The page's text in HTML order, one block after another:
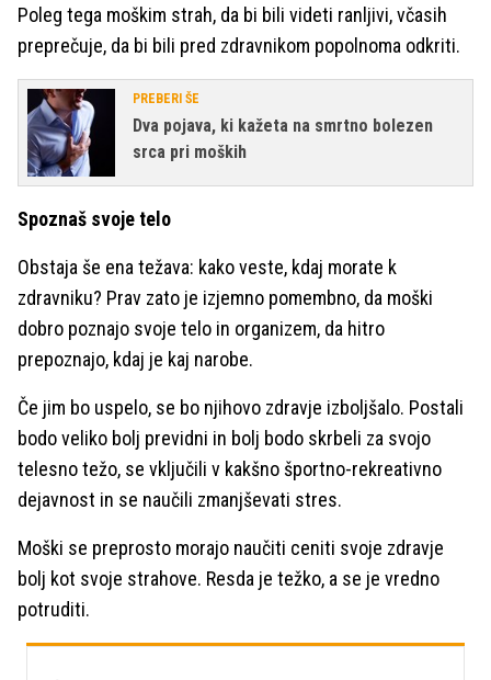
Poleg tega moškim strah, da bi bili videti ranljivi, včasih
preprečuje, da bi bili pred zdravnikom popolnoma odkriti.
PREBERI ŠE
Dva pojava, ki kažeta na smrtno bolezen
srca pri moških
Spoznaš svoje telo
Obstaja še ena težava: kako veste, kdaj morate k
zdravniku? Prav zato je izjemno pomembno, da moški
dobro poznajo svoje telo in organizem, da hitro
prepoznajo, kdaj je kaj narobe.
Če jim bo uspelo, se bo njihovo zdravje izboljšalo. Postali
bodo veliko bolj previdni in bolj bodo skrbeli za svojo
telesno težo, se vključili v kakšno športno-rekreativno
dejavnost in se naučili zmanjševati stres.
Moški se preprosto morajo naučiti ceniti svoje zdravje
bolj kot svoje strahove. Resda je težko, a se je vredno
potruditi.